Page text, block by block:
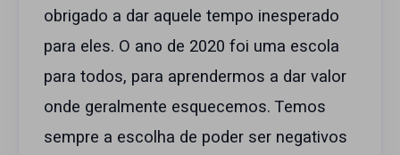
obrigado a dar aquele tempo inesperado
para eles. O ano de 2020 foi uma escola
para todos, para aprendermos a dar valor
onde geralmente esquecemos. Temos
sempre a escolha de poder ser negativos